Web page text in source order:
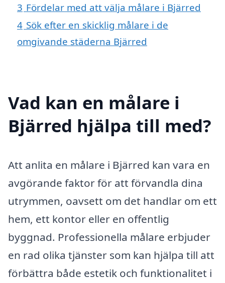
3 Fördelar med att välja målare i Bjärred
4 Sök efter en skicklig målare i de
omgivande städerna Bjärred
Vad kan en målare i
Bjärred hjälpa till med?
Att anlita en målare i Bjärred kan vara en
avgörande faktor för att förvandla dina
utrymmen, oavsett om det handlar om ett
hem, ett kontor eller en offentlig
byggnad. Professionella målare erbjuder
en rad olika tjänster som kan hjälpa till att
förbättra både estetik och funktionalitet i